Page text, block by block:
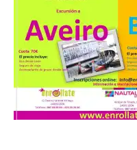
Turismo de
impulsa nuevas
iniciativas
con el trío de
afianzar a
como referente
astroturismo
8 Ago 2026